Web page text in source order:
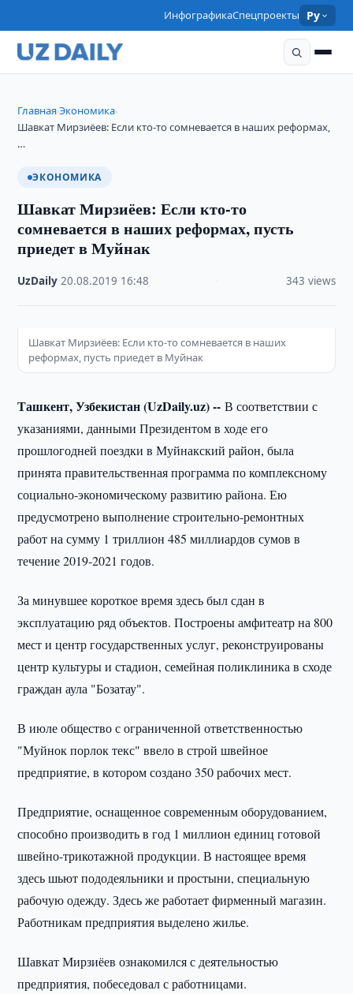
ИнфографикаСпецпроекты Ру
Главная›Экономика›
Шавкат Мирзиёев: Если кто-то сомневается в наших реформах,
…
ЭКОНОМИКА
Шавкат Мирзиёев: Если кто-то
сомневается в наших реформах, пусть
приедет в Муйнак
UzDaily ·20.08.2019 16:48 343 views
Шавкат Мирзиёев: Если кто-то сомневается в наших
реформах, пусть приедет в Муйнак
Ташкент, Узбекистан (UzDaily.uz) --В соответствии с
указаниями, данными Президентом в ходе его
прошлогодней поездки в Муйнакский район, была
принята правительственная программа по комплексному
социально-экономическому развитию района. Ею
предусмотрено выполнение строительно-ремонтных
работ на сумму 1 триллион 485 миллиардов сумов в
течение 2019-2021 годов.
За минувшее короткое время здесь был сдан в
эксплуатацию ряд объектов. Построены амфитеатр на 800
мест и центр государственных услуг, реконструированы
центр культуры и стадион, семейная поликлиника в сходе
граждан аула "Бозатау".
В июле общество с ограниченной ответственностью
"Муйнок порлок текс" ввело в строй швейное
предприятие, в котором создано 350 рабочих мест.
Предприятие, оснащенное современным оборудованием,
способно производить в год 1 миллион единиц готовой
швейно-трикотажной продукции. В настоящее время
здесь шьют пододеяльники и простыни, специальную
рабочую одежду. Здесь же работает фирменный магазин.
Работникам предприятия выделено жилье.
Шавкат Мирзиёев ознакомился с деятельностью
предприятия, побеседовал с работницами.